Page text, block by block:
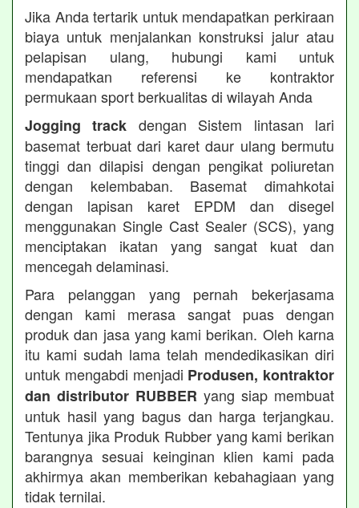
Jika Anda tertarik untuk mendapatkan perkiraan
biaya untuk menjalankan konstruksi jalur atau
pelapisan ulang, hubungi kami untuk
mendapatkan referensi ke kontraktor
permukaan sport berkualitas di wilayah Anda
Jogging track dengan Sistem lintasan lari
basemat terbuat dari karet daur ulang bermutu
tinggi dan dilapisi dengan pengikat poliuretan
dengan kelembaban. Basemat dimahkotai
dengan lapisan karet EPDM dan disegel
menggunakan Single Cast Sealer (SCS), yang
menciptakan ikatan yang sangat kuat dan
mencegah delaminasi.
Para pelanggan yang pernah bekerjasama
dengan kami merasa sangat puas dengan
produk dan jasa yang kami berikan. Oleh karna
itu kami sudah lama telah mendedikasikan diri
untuk mengabdi menjadi Produsen, kontraktor
dan distributor RUBBER yang siap membuat
untuk hasil yang bagus dan harga terjangkau.
Tentunya jika Produk Rubber yang kami berikan
barangnya sesuai keinginan klien kami pada
akhirmya akan memberikan kebahagiaan yang
tidak ternilai.